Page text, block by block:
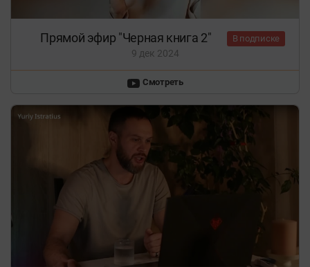
Прямой эфир "Черная книга 2" В подписке
9 дек 2024
Смотреть